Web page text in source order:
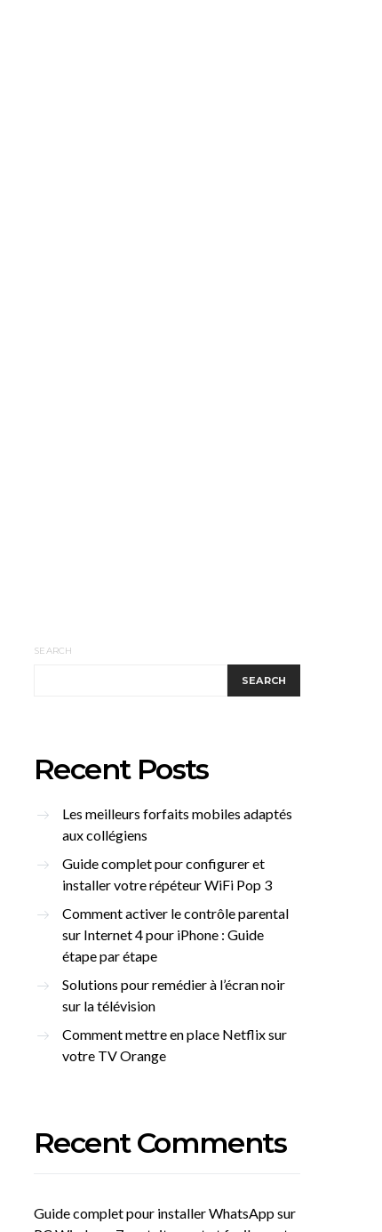
SEARCH
SEARCH
Recent Posts
Les meilleurs forfaits mobiles adaptés
aux collégiens
Guide complet pour configurer et
installer votre répéteur WiFi Pop 3
Comment activer le contrôle parental
sur Internet 4 pour iPhone : Guide
étape par étape
Solutions pour remédier à l’écran noir
sur la télévision
Comment mettre en place Netflix sur
votre TV Orange
Recent Comments
Guide complet pour installer WhatsApp sur